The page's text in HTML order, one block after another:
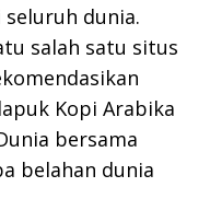
dunia.
salah satu situs
Kopi Arabika
bersama
belahan dunia